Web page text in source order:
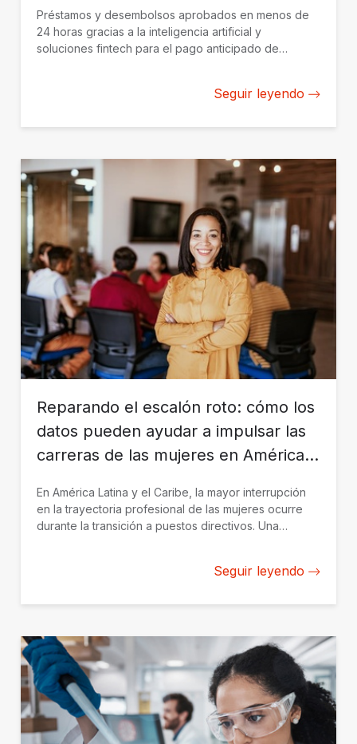
Préstamos y desembolsos aprobados en menos de
24 horas gracias a la inteligencia artificial y
soluciones fintech para el pago anticipado de
Seguir leyendo
Reparando el escalón roto: cómo los
datos pueden ayudar a impulsar las
carreras de las mujeres en América
En América Latina y el Caribe, la mayor interrupción
en la trayectoria profesional de las mujeres ocurre
durante la transición a puestos directivos. Una
a gran escala del mercado laboral para identificar
Seguir leyendo